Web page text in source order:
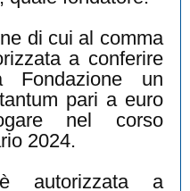
di cui al comma
a conferire
Fondazione un
pari a euro
nel corso
2024.
autorizzata a